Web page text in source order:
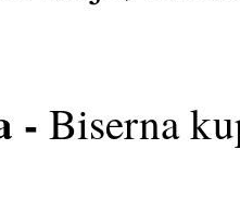
- Biserna